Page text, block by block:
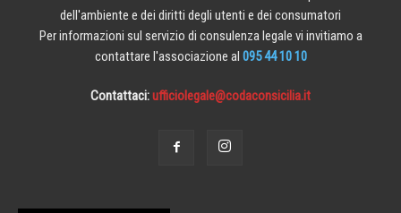
dell'ambiente e dei diritti degli utenti e dei consumatori
Per informazioni sul servizio di consulenza legale vi invitiamo a
contattare l'associazione al 095 44 10 10
Contattaci:ufficiolegale@codaconsicilia.it